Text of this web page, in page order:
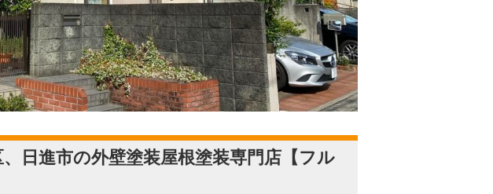
日進市の外壁塗装屋根塗装専門店【フル